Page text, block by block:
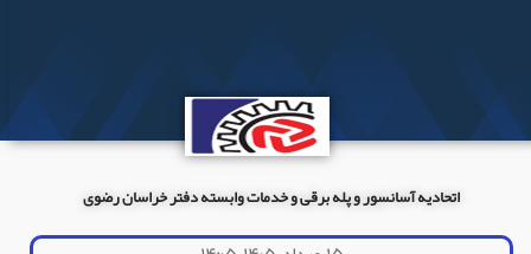
اتحادیه آسانسور و پله برقی و خدمات وابسته دفتر خراسان رضوی